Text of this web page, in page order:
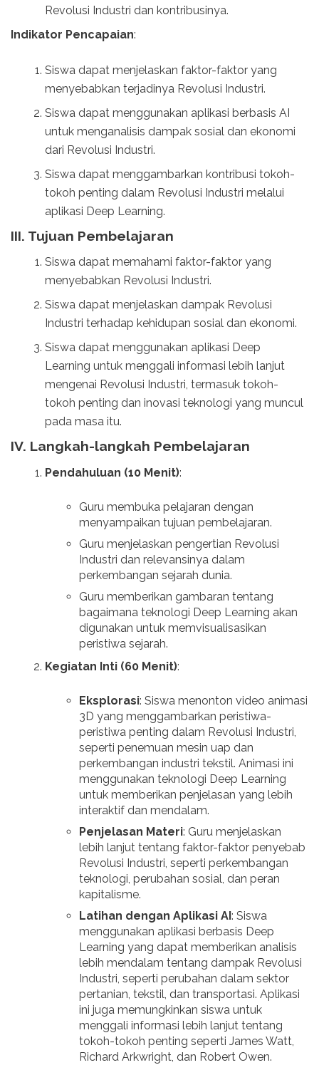
Revolusi Industri dan kontribusinya.
Indikator Pencapaian:
Siswa dapat menjelaskan faktor-faktor yang
menyebabkan terjadinya Revolusi Industri.
Siswa dapat menggunakan aplikasi berbasis AI
untuk menganalisis dampak sosial dan ekonomi
dari Revolusi Industri.
Siswa dapat menggambarkan kontribusi tokoh-
tokoh penting dalam Revolusi Industri melalui
aplikasi Deep Learning.
III. Tujuan Pembelajaran
Siswa dapat memahami faktor-faktor yang
menyebabkan Revolusi Industri.
Siswa dapat menjelaskan dampak Revolusi
Industri terhadap kehidupan sosial dan ekonomi.
Siswa dapat menggunakan aplikasi Deep
Learning untuk menggali informasi lebih lanjut
mengenai Revolusi Industri, termasuk tokoh-
tokoh penting dan inovasi teknologi yang muncul
pada masa itu.
IV. Langkah-langkah Pembelajaran
Pendahuluan (10 Menit):
Guru membuka pelajaran dengan
menyampaikan tujuan pembelajaran.
Guru menjelaskan pengertian Revolusi
Industri dan relevansinya dalam
perkembangan sejarah dunia.
Guru memberikan gambaran tentang
bagaimana teknologi Deep Learning akan
digunakan untuk memvisualisasikan
peristiwa sejarah.
Kegiatan Inti (60 Menit):
Eksplorasi: Siswa menonton video animasi
3D yang menggambarkan peristiwa-
peristiwa penting dalam Revolusi Industri,
seperti penemuan mesin uap dan
perkembangan industri tekstil. Animasi ini
menggunakan teknologi Deep Learning
untuk memberikan penjelasan yang lebih
interaktif dan mendalam.
Penjelasan Materi: Guru menjelaskan
lebih lanjut tentang faktor-faktor penyebab
Revolusi Industri, seperti perkembangan
teknologi, perubahan sosial, dan peran
kapitalisme.
Latihan dengan Aplikasi AI: Siswa
menggunakan aplikasi berbasis Deep
Learning yang dapat memberikan analisis
lebih mendalam tentang dampak Revolusi
Industri, seperti perubahan dalam sektor
pertanian, tekstil, dan transportasi. Aplikasi
ini juga memungkinkan siswa untuk
menggali informasi lebih lanjut tentang
tokoh-tokoh penting seperti James Watt,
Richard Arkwright, dan Robert Owen.